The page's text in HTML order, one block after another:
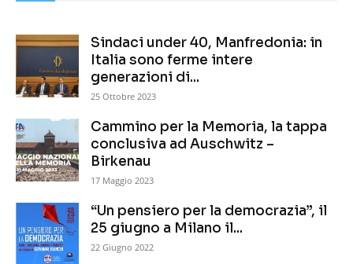
Sindaci under 40, Manfredonia: in
Italia sono ferme intere
generazioni di...
25 Ottobre 2023
Cammino per la Memoria, la tappa
conclusiva ad Auschwitz –
Birkenau
17 Maggio 2023
“Un pensiero per la democrazia”, il
25 giugno a Milano il...
22 Giugno 2022